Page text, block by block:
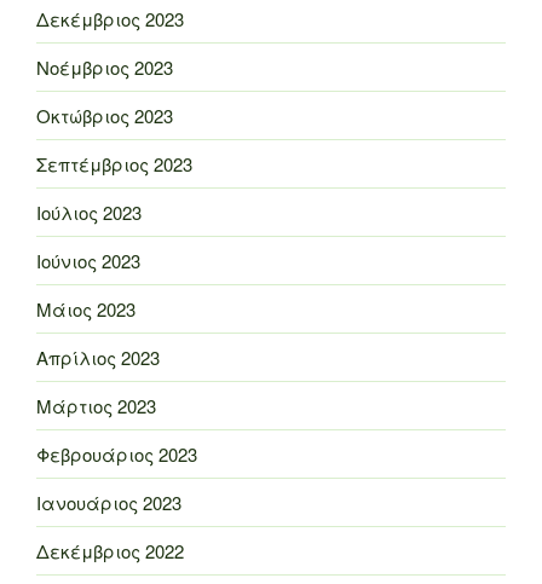
Δεκέμβριος 2023
Νοέμβριος 2023
Οκτώβριος 2023
Σεπτέμβριος 2023
Ιούλιος 2023
Ιούνιος 2023
Μάιος 2023
Απρίλιος 2023
Μάρτιος 2023
Φεβρουάριος 2023
Ιανουάριος 2023
Δεκέμβριος 2022